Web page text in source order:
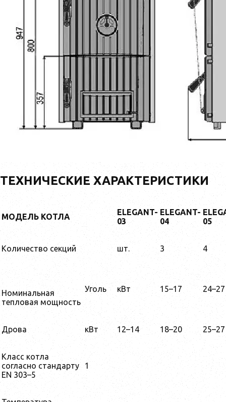
ТЕХНИЧЕСКИЕ ХАРАКТЕРИСТИКИ
МОДЕЛЬ КОТЛА
ELEGANT-
03
ELEGANT-
04
05
Количество секций шт. 3 4
Номинальная
тепловая мощность
Уголь кВт 15–17 24–27
Дрова кВт 12–14 18–20 25–27
Класс котла
согласно стандарту
EN 303–5
1